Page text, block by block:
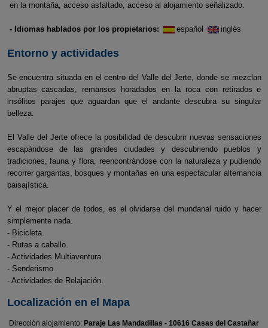
en la montaña, acceso asfaltado, acceso al alojamiento señalizado.
- Idiomas hablados por los propietarios: español inglés
Entorno y actividades
Se encuentra situada en el centro del Valle del Jerte, donde se mezclan
abruptas cascadas, remansos horadados en la roca con retirados e
insólitos parajes que aguardan que el andante descubra su singular
belleza.
El Valle del Jerte ofrece la posibilidad de descubrir nuevas sensaciones
escapándose de las grandes ciudades y descubriendo pueblos y
tradiciones, fauna y flora, reencontrándose con la naturaleza y pudiendo
recorrer gargantas, bosques y montañas en una espectacular alternancia
paisajística.
Y el mejor placer de todos, es el olvidarse del mundanal ruido y hacer
simplemente nada.
- Bicicleta.
- Rutas a caballo.
- Actividades Multiaventura.
- Senderismo.
- Actividades de Relajación.
Localización en el Mapa
Dirección alojamiento: Paraje Las Mandadillas - 10616 Casas del Castañar